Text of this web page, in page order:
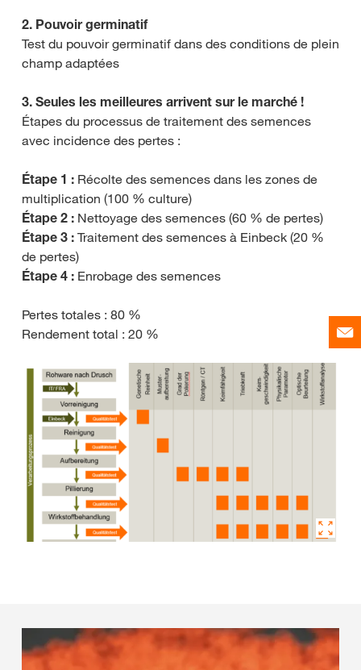
2. Pouvoir germinatif
Test du pouvoir germinatif dans des conditions de plein
champ adaptées
3. Seules les meilleures arrivent sur le marché !
Étapes du processus de traitement des semences
avec incidence des pertes :
Étape 1 : Récolte des semences dans les zones de
multiplication (100 % culture)
Étape 2 : Nettoyage des semences (60 % de pertes)
Étape 3 : Traitement des semences à Einbeck (20 %
de pertes)
Étape 4 : Enrobage des semences
Pertes totales : 80 %
Rendement total : 20 %